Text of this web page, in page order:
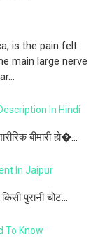
is the pain felt
main large nerve
In Hindi
बीमारी हो�...
In Jaipur
पुरानी चोट...
To Know